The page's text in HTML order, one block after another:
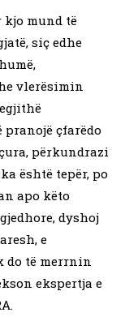
kjo mund të
siç edhe
vlerësimin
çfarëdo
përkundrazi
është tepër, po
apo këto
dyshoj
e
do të merrnin
ekspertja e